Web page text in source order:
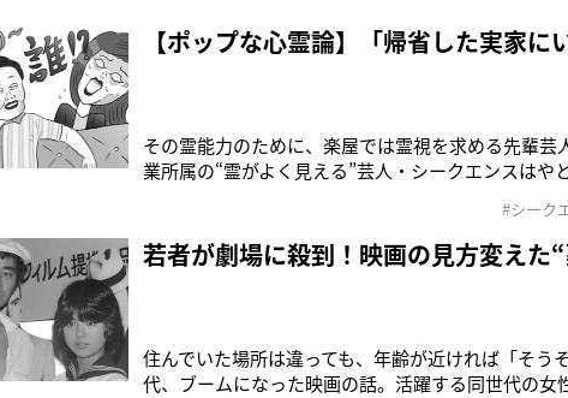
の秘訣を探りますーー！ ■今のミュージシャンは
【ポップな心霊論】「帰省した実家に
その霊能力のために、楽屋では霊視を求める先輩
業所属の“霊がよく見える”芸人・シークエンスは
ら……】 これは、僕の友達の会社で働く女性から
#シーク
若者が劇場に殺到！映画の見方変えた
住んでいた場所は違っても、年齢が近ければ「そ
代、ブームになった映画の話。活躍する同世代の女